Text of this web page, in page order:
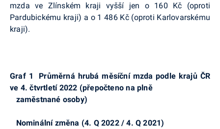
mzda ve Zlínském kraji vyšší jen o 160 Kč (oproti
Pardubickému kraji) a o 1 486 Kč (oproti Karlovarskému
kraji).
Graf 1
Průměrná hrubá měsíční mzda podle krajů ČR
ve 4. čtvrtletí 2022 (přepočteno na plně
zaměstnané osoby)
Nominální změna (4. Q 2022 / 4. Q2021)